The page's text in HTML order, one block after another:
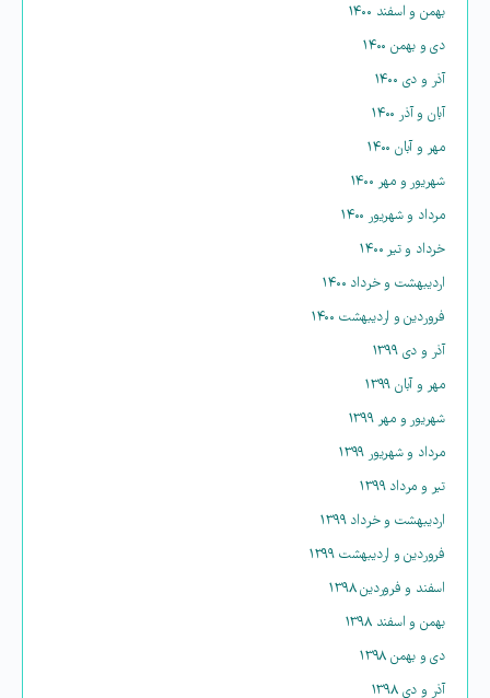
بهمن و اسفند ۱۴۰۰
دی و بهمن ۱۴۰۰
آذر و دی ۱۴۰۰
آبان و آذر ۱۴۰۰
مهر و آبان ۱۴۰۰
شهریور و مهر ۱۴۰۰
مرداد و شهریور ۱۴۰۰
خرداد و تیر ۱۴۰۰
اردیبهشت و خرداد ۱۴۰۰
فروردین و اردیبهشت ۱۴۰۰
آذر و دی ۱۳۹۹
مهر و آبان ۱۳۹۹
شهریور و مهر ۱۳۹۹
مرداد و شهریور ۱۳۹۹
تیر و مرداد ۱۳۹۹
اردیبهشت و خرداد ۱۳۹۹
فروردین و اردیبهشت ۱۳۹۹
اسفند و فروردین ۱۳۹۸
بهمن و اسفند ۱۳۹۸
دی و بهمن ۱۳۹۸
آذر و دی ۱۳۹۸